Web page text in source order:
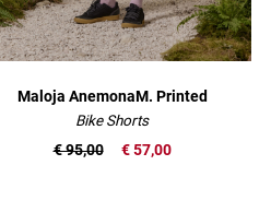
Maloja AnemonaM. Printed
Bike Shorts
€ 57,00
€ 95,00